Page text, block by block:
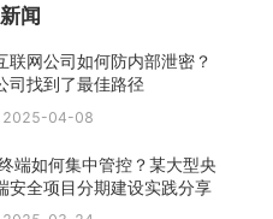
闻
联网公司如何防内部泄密？
司找到了最佳路径
2025-04-08
端如何集中管控？某大型央
安全项目分期建设实践分享